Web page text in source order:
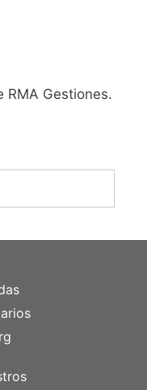
RMA Gestiones.